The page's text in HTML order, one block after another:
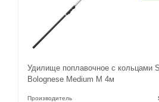
Удилище поплавочное с кольцами
Bolognese Medium M 4м
Производитель